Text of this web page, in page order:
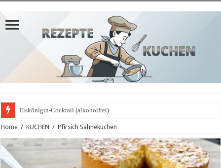
Eiskönigin-Cocktail (alkoholfrei)
Home / KUCHEN / Pfirsich Sahnekuchen